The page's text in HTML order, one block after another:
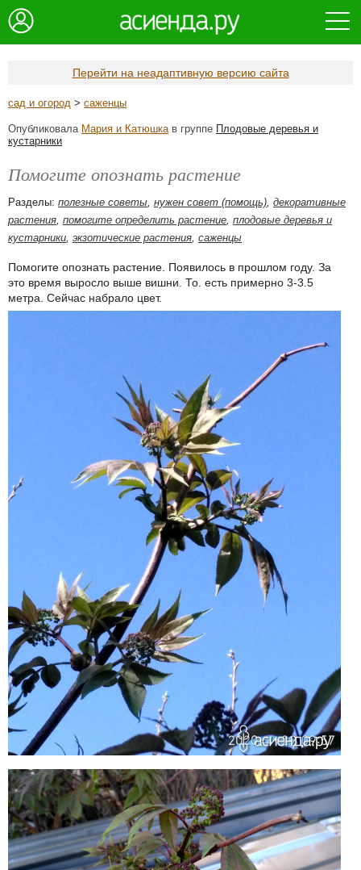
Перейти на неадаптивную версию сайта
сад и огород > саженцы
Опубликовала Мария и Катюшкав группе Плодовые деревья и
кустарники
Помогите опознать растение
Разделы: полезные советы, нужен совет (помощь), декоративные
растения, помогите определить растение, плодовые деревья и
кустарники, экзотические растения, саженцы
Помогите опознать растение. Появилось в прошлом году. За
это время выросло выше вишни. То. есть примерно 3-3.5
метра. Сейчас набрало цвет.